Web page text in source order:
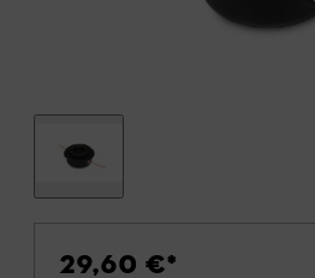
29,60 €*